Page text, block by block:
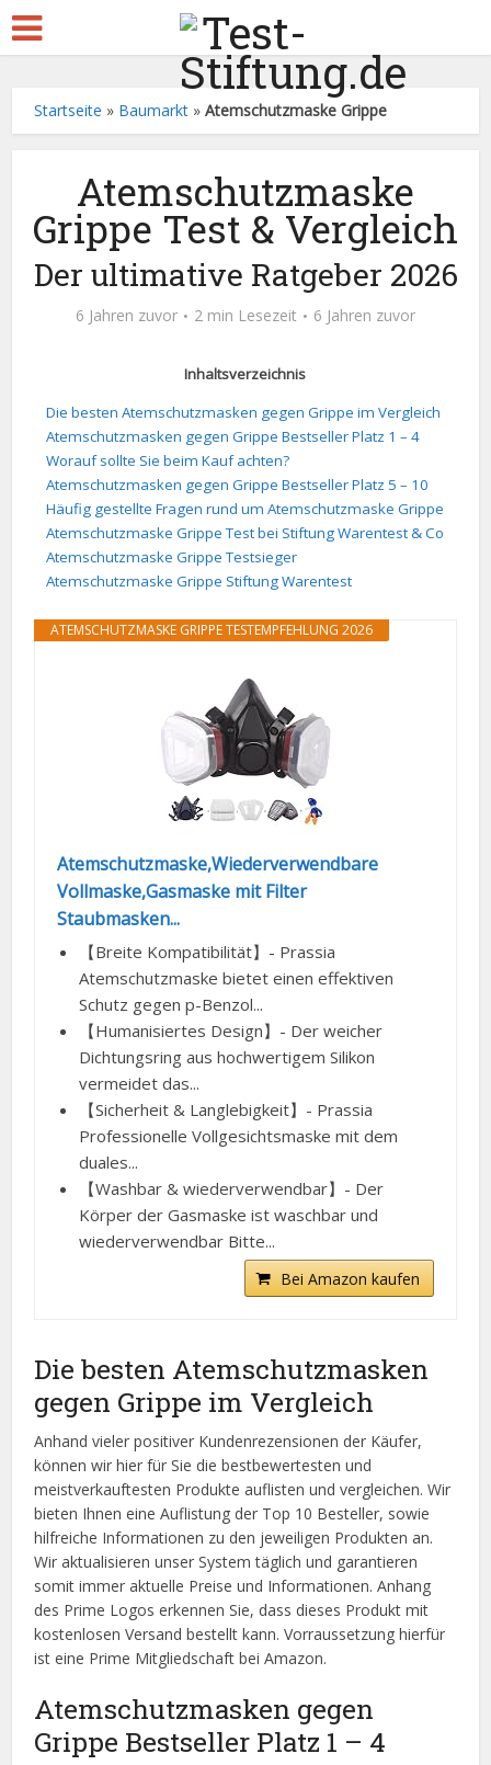
Startseite » Baumarkt »Atemschutzmaske Grippe
Atemschutzmaske
Grippe Test & Vergleich
Der ultimative Ratgeber 2026
6 Jahren zuvor 2 min Lesezeit 6 Jahren zuvor
Inhaltsverzeichnis
Die besten Atemschutzmasken gegen Grippe im Vergleich
Atemschutzmasken gegen Grippe Bestseller Platz 1 – 4
Worauf sollte Sie beim Kauf achten?
Atemschutzmasken gegen Grippe Bestseller Platz 5 – 10
Häufig gestellte Fragen rund um Atemschutzmaske Grippe
Atemschutzmaske Grippe Test bei Stiftung Warentest & Co
Atemschutzmaske Grippe Testsieger
Atemschutzmaske Grippe Stiftung Warentest
ATEMSCHUTZMASKE GRIPPE TESTEMPFEHLUNG 2026
Atemschutzmaske,Wiederverwendbare
Vollmaske,Gasmaske mit Filter
Staubmasken...
【Breite Kompatibilität】- Prassia
Atemschutzmaske bietet einen effektiven
Schutz gegen p-Benzol...
【Humanisiertes Design】- Der weicher
Dichtungsring aus hochwertigem Silikon
vermeidet das...
【Sicherheit & Langlebigkeit】- Prassia
Professionelle Vollgesichtsmaske mit dem
duales...
【Washbar & wiederverwendbar】- Der
Körper der Gasmaske ist waschbar und
wiederverwendbar Bitte...
Bei Amazon kaufen
Die besten Atemschutzmasken
gegen Grippe im Vergleich
Anhand vieler positiver Kundenrezensionen der Käufer,
können wir hier für Sie die bestbewertesten und
meistverkauftesten Produkte auflisten und vergleichen. Wir
bieten Ihnen eine Auflistung der Top 10 Besteller, sowie
hilfreiche Informationen zu den jeweiligen Produkten an.
Wir aktualisieren unser System täglich und garantieren
somit immer aktuelle Preise und Informationen. Anhang
des Prime Logos erkennen Sie, dass dieses Produkt mit
kostenlosen Versand bestellt kann. Vorraussetzung hierfür
ist eine Prime Mitgliedschaft bei Amazon.
Atemschutzmasken gegen
Grippe Bestseller Platz 1 – 4